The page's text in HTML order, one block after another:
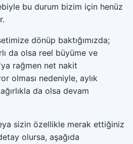
bu durum bizim için henüz
dönüp baktığımızda;
da olsa reel büyüme ve
rağmen net nakit
olması nedeniyle, aylık
da olsa devam
sizin özellikle merak ettiğiniz
olursa, aşağıda